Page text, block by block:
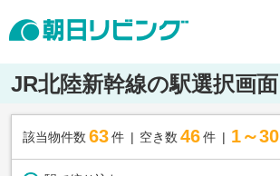
JR北陸新幹線の駅選択画面
該当物件数 63件 空き数 46 件 1～30